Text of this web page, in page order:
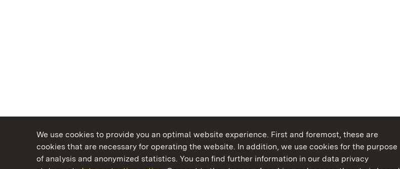
We use cookies to provide you an optimal website experience. First and foremost, these are
cookies that are necessary for operating the website. In addition, we use cookies for the purpose
of analysis and anonymized statistics. You can find further information in our data privacy